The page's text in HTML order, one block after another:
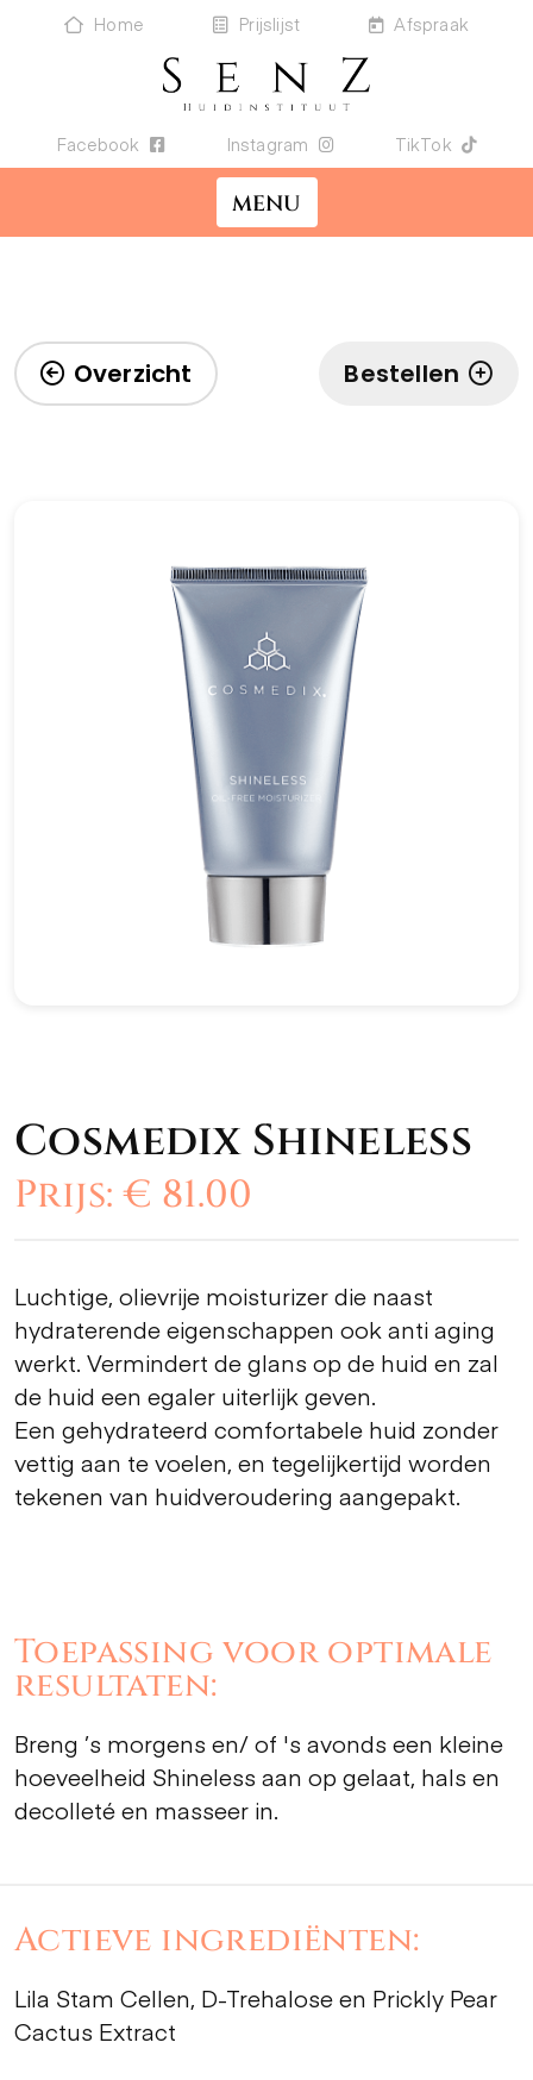
Home Prijslijst Afspraak
Facebook Instagram TikTok
MENU
Overzicht Bestellen
Cosmedix Shineless
Prijs: € 81.00
Luchtige, olievrije moisturizer die naast
hydraterende eigenschappen ook anti aging
werkt. Vermindert de glans op de huid en zal
de huid een egaler uiterlijk geven.
Een gehydrateerd comfortabele huid zonder
vettig aan te voelen, en tegelijkertijd worden
tekenen van huidveroudering aangepakt.
Toepassing voor optimale
resultaten:
Breng ’s morgens en/ of 's avonds een kleine
hoeveelheid Shineless aan op gelaat, hals en
decolleté en masseer in.
Actieve ingrediënten:
Lila Stam Cellen, D-Trehalose en Prickly Pear
Cactus Extract